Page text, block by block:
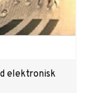
elektronisk